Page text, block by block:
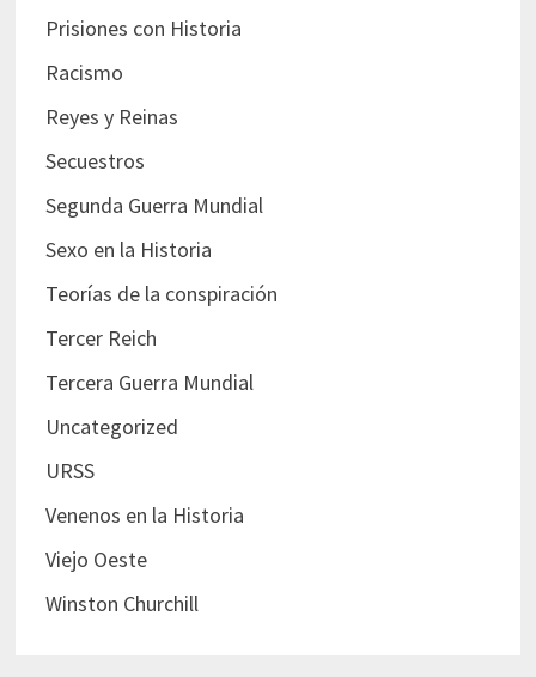
Prisiones con Historia
Racismo
Reyes y Reinas
Secuestros
Segunda Guerra Mundial
Sexo en la Historia
Teorías de la conspiración
Tercer Reich
Tercera Guerra Mundial
Uncategorized
URSS
Venenos en la Historia
Viejo Oeste
Winston Churchill